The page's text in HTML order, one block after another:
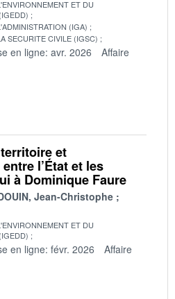
ET DU
(IGA)
SECURITE CIVILE (IGSC)
en ligne: avr. 2026
Affaire
et
l’État et les
à Dominique Faure
Jean-Christophe
ET DU
en ligne: févr. 2026
Affaire